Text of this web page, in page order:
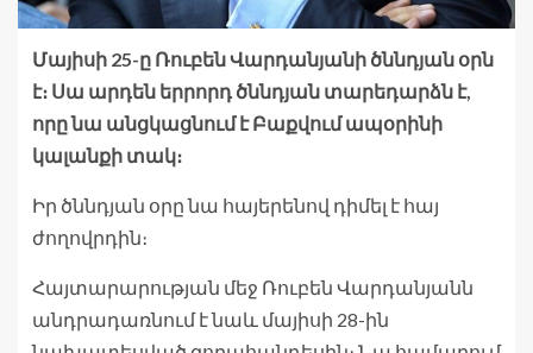
Մայիսի 25-ը Ռուբեն Վարդանյանի ծննդյան օրն
է։ Սա արդեն երրորդ ծննդյան տարեդարձն է,
որը նա անցկացնում է Բաքվում ապօրինի
կալանքի տակ։
Իր ծննդյան օրը նա հայերենով դիմել է հայ
ժողովրդին։
Հայտարարության մեջ Ռուբեն Վարդանյանն
անդրադառնում է նաև մայիսի 28-ին